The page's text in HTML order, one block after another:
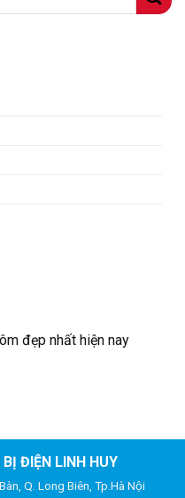
đẹp nhất hiện nay
ĐIỆN LINH HUY
Q. Long Biên, Tp.Hà Nội